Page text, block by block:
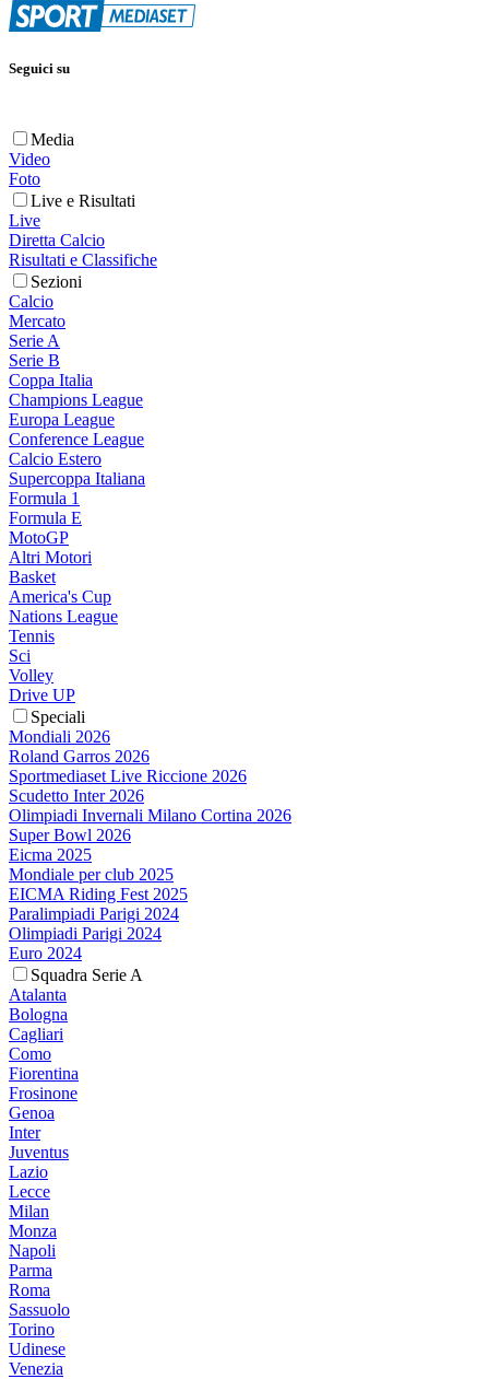
Seguici su
Media
Video
Foto
Live e Risultati
Live
Diretta Calcio
Risultati e Classifiche
Sezioni
Calcio
Mercato
Serie A
Serie B
Coppa Italia
Champions League
Europa League
Conference League
Calcio Estero
Supercoppa Italiana
Formula 1
Formula E
MotoGP
Altri Motori
Basket
America's Cup
Nations League
Tennis
Sci
Volley
Drive UP
Speciali
Mondiali 2026
Roland Garros 2026
Sportmediaset Live Riccione 2026
Scudetto Inter 2026
Olimpiadi Invernali Milano Cortina 2026
Super Bowl 2026
Eicma 2025
Mondiale per club 2025
EICMA Riding Fest 2025
Paralimpiadi Parigi 2024
Olimpiadi Parigi 2024
Euro 2024
Squadra Serie A
Atalanta
Bologna
Cagliari
Como
Fiorentina
Frosinone
Genoa
Inter
Juventus
Lazio
Lecce
Milan
Monza
Napoli
Parma
Roma
Sassuolo
Torino
Udinese
Venezia